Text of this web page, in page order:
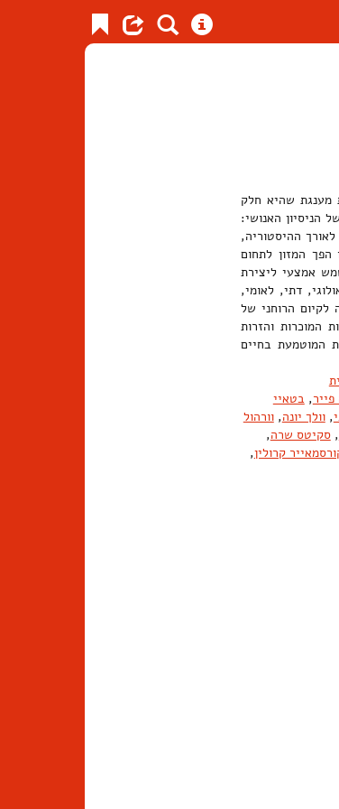
מענגת שהיא חלק
הניסיון האנושי:
לאורך ההיסטוריה,
הפך המזון לתחום
אמצעי ליצירת
דתי, לאומי,
לקיום הרוחני של
המוכרות והזרות
המוטמעת בחיים
,בטאיי
,וולך יונה,וורהול
,סקיטס שרה,
קרולין,